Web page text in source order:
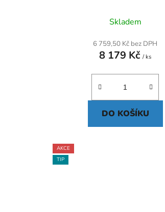
Skladem
6 759,50 Kč bez DPH
8 179 Kč/ ks
DO KOŠÍKU
AKCE
TIP